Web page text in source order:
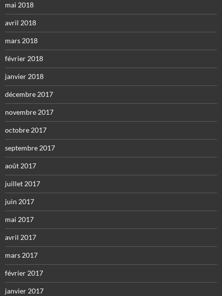
mai 2018
avril 2018
mars 2018
février 2018
janvier 2018
décembre 2017
novembre 2017
octobre 2017
septembre 2017
août 2017
juillet 2017
juin 2017
mai 2017
avril 2017
mars 2017
février 2017
janvier 2017